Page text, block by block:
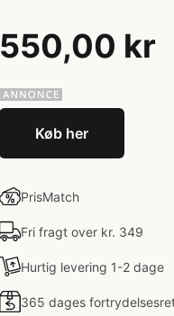
550,00 kr
Køb her
PrisMatch
Fri fragt over kr. 349
Hurtig levering 1-2 dage
365 dages